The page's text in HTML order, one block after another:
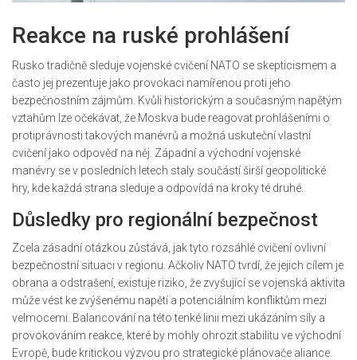
Reakce na ruské prohlášení
Rusko tradičně sleduje vojenské cvičení NATO se skepticismem a
často jej prezentuje jako provokaci namířenou proti jeho
bezpečnostním zájmům. Kvůli historickým a současným napětým
vztahům lze očekávat, že Moskva bude reagovat prohlášeními o
protiprávnosti takových manévrů a možná uskuteční vlastní
cvičení jako odpověď na něj. Západní a východní vojenské
manévry se v posledních letech staly součástí širší geopolitické
hry, kde každá strana sleduje a odpovídá na kroky té druhé.
Důsledky pro regionální bezpečnost
Zcela zásadní otázkou zůstává, jak tyto rozsáhlé cvičení ovlivní
bezpečnostní situaci v regionu. Ačkoliv NATO tvrdí, že jejich cílem je
obrana a odstrašení, existuje riziko, že zvyšující se vojenská aktivita
může vést ke zvýšenému napětí a potenciálním konfliktům mezi
velmocemi. Balancování na této tenké linii mezi ukázáním síly a
provokováním reakce, které by mohly ohrozit stabilitu ve východní
Evropě, bude kritickou výzvou pro strategické plánovače aliance.